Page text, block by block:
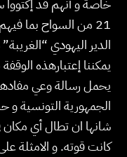
خاصة و أنهم قد إكتووا
الدير اليهودي “الغريبة”
يمكننا إعتبارهذه
يحمل رسالة وعي
شانها ان تطال أي مكان
كانت قوته. و الامثلة